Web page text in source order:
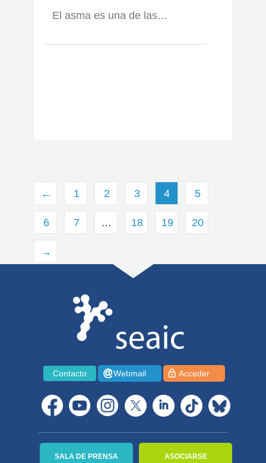
El asma es una de las…
← 1 2 3 4 5
6 7 … 18 19 20
→
Contacto Webmail Acceder
SALA DE PRENSA ASOCIARSE